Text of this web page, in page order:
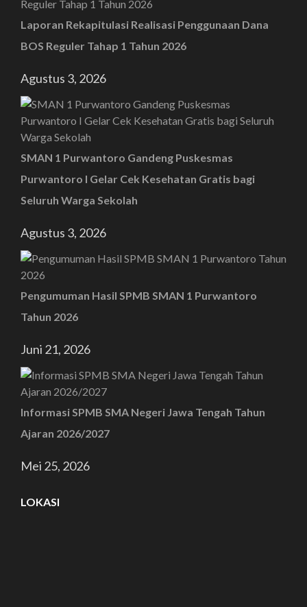
Laporan Rekapitulasi Realisasi Penggunaan Dana
BOS Reguler Tahap 1 Tahun 2026
Agustus 3, 2026
SMAN 1 Purwantoro Gandeng Puskesmas
Purwantoro I Gelar Cek Kesehatan Gratis bagi
Seluruh Warga Sekolah
Agustus 3, 2026
Pengumuman Hasil SPMB SMAN 1 Purwantoro
Tahun 2026
Juni 21, 2026
Informasi SPMB SMA Negeri Jawa Tengah Tahun
Ajaran 2026/2027
Mei 25, 2026
LOKASI